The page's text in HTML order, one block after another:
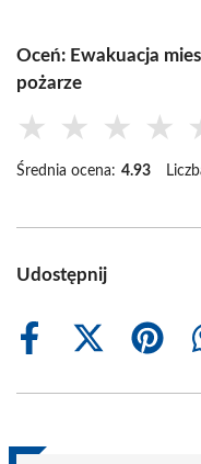
Oceń: Ewakuacja
pożarze
★ ★ ★ ★
Średnia ocena: 4.93
Udostępnij
Share
Share
(Twitter)
Share